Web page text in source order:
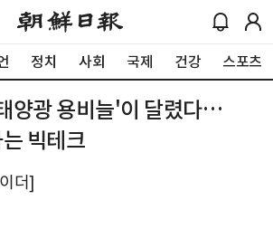
정치 사회 국제 건강 스포츠
양광 용비늘'이 달렸다…
빅테크
더]